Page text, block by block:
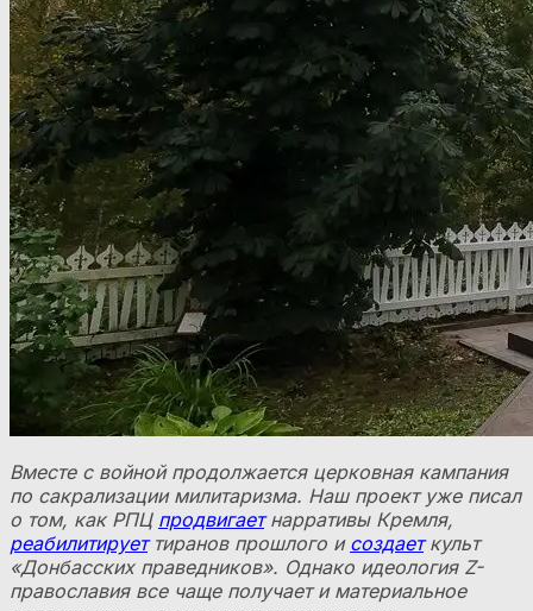
Вместе с войной продолжается церковная кампания
по сакрализации милитаризма. Наш проект уже писал
о том, как РПЦ продвигаетнарративы Кремля,
реабилитируеттиранов прошлого и создаеткульт
«Донбасских праведников». Однако идеология Z-
православия все чаще получает и материальное